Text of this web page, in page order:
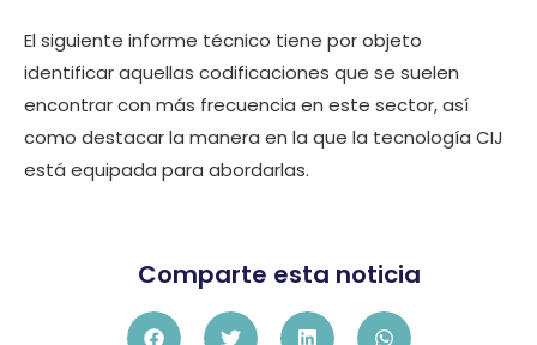
El siguiente informe técnico tiene por objeto
identificar aquellas codificaciones que se suelen
encontrar con más frecuencia en este sector, así
como destacar la manera en la que la tecnología CIJ
está equipada para abordarlas.
Comparte esta noticia